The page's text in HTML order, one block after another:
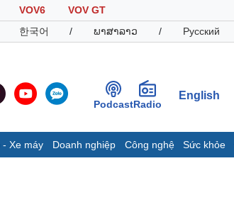
VOV6
VOV GT
한국어 / ພາສາລາວ / Русский
PodcastRadio
English
- Xe máy Doanh nghiệp Công nghệ Sức khỏe